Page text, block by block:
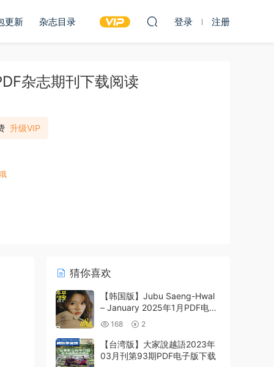
更新 杂志目录 登录 注册
杂志期刊下载阅读
升级VIP
猜你喜欢
【韩国版】Jubu Saeng-Hwal
– January 2025年1月PDF电子
版 168 2
【台湾版】大家說越語2023年
03月刊第93期PDF电子版下载